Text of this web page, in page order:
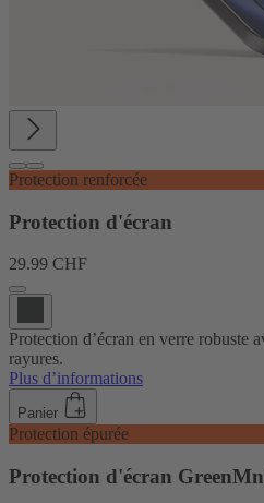
Protection renforcée
Protection d'écran
29.99 CHF
Protection d’écran en verre robuste
rayures.
Plus d’informations
Panier
Protection épurée
Protection d'écran